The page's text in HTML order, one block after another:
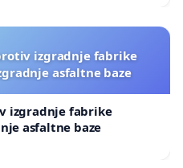
izgradnje fabrike
asfaltne baze
izgradnje fabrike
asfaltne baze